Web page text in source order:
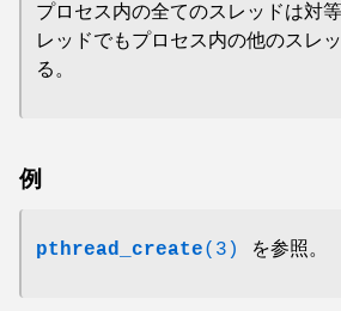
プロセス内の全てのスレッドは対
レッドでもプロセス内の他のス
る。
例
pthread_create(3) を参照。